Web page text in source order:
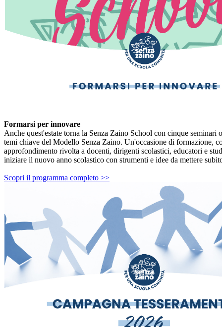
Formarsi per innovare
Anche quest'estate torna la Senza Zaino School con cinque seminari
temi chiave del Modello Senza Zaino. Un'occasione di formazione,
approfondimento rivolta a docenti, dirigenti scolastici, educatori e
iniziare il nuovo anno scolastico con strumenti e idee da mettere
Scopri il programma completo >>